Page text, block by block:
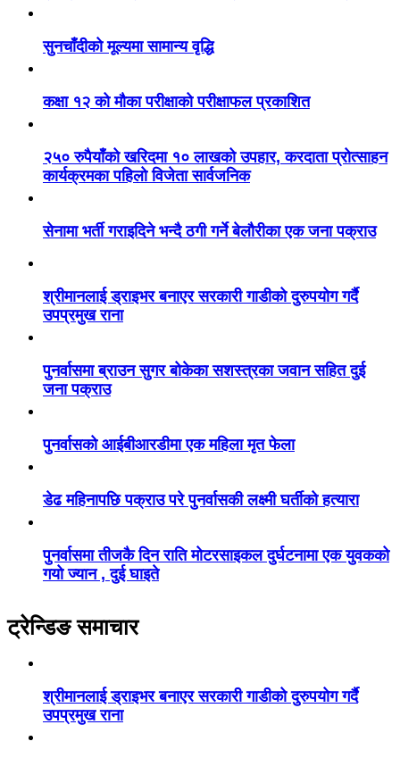
सुनचाँदीको मूल्यमा सामान्य वृद्धि
कक्षा १२ को मौका परीक्षाको परीक्षाफल प्रकाशित
२५० रुपैयाँको खरिदमा १० लाखको उपहार, करदाता प्रोत्साहन
कार्यक्रमका पहिलो विजेता सार्वजनिक
सेनामा भर्ती गराइदिने भन्दै ठगी गर्ने बेलौरीका एक जना पक्राउ
श्रीमानलाई ड्राइभर बनाएर सरकारी गाडीको दुरुपयोग गर्दै
उपप्रमुख राना
पुनर्वासमा ब्राउन सुगर बोकेका सशस्त्रका जवान सहित दुई
जना पक्राउ
पुनर्वासको आईबीआरडीमा एक महिला मृत फेला
डेढ महिनापछि पक्राउ परे पुनर्वासकी लक्ष्मी घर्तीको हत्यारा
पुनर्वासमा तीजकै दिन राति मोटरसाइकल दुर्घटनामा एक युवकको
गयो ज्यान , दुई घाइते
ट्रेन्डिङ समाचार
श्रीमानलाई ड्राइभर बनाएर सरकारी गाडीको दुरुपयोग गर्दै
उपप्रमुख राना